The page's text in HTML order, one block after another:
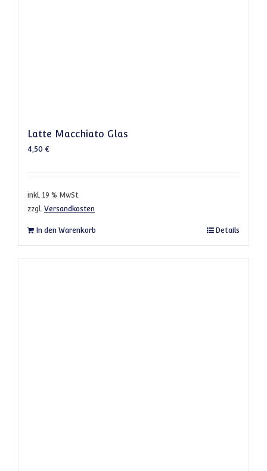
Latte Macchiato Glas
4,50 €
inkl. 19 % MwSt.
zzgl. Versandkosten
In den Warenkorb Details